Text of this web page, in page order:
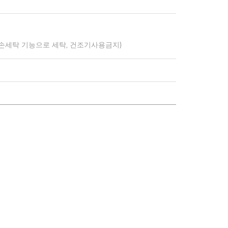
세탁 기능으로 세탁, 건조기사용금지)